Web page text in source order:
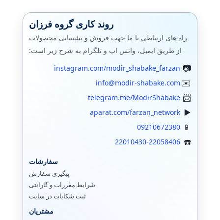
مایکروسافت
پشتیبان گیری (بکاپ)
بکاپ محیط مجازی
مانيتورينگ شبکه
الستیکس،استریسک
وایرشارک
زبیکس مانیتورینگ
روند کاری گروه فرزان
راه های ارتباطی با ما جهت فروش و پشتیبانی محصولات
از طریق ایمیل، واتس اپ و تلگرام به شرح زیر است:
instagram.com/modir_shabake_farzan
info@modir-shabake.com
telegram.me/ModirShabake
aparat.com/farzan_network
09210672380
22010430-22058406
سفارشات
پیگیری سفارش
شرایط مقررات و گارانتی
ثبت شکایات در سایت
مشتریان